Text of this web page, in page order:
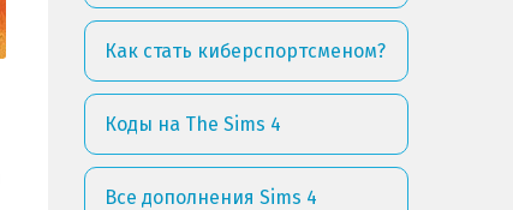
Как стать киберспортсменом?
Коды на The Sims 4
Все дополнения Sims 4